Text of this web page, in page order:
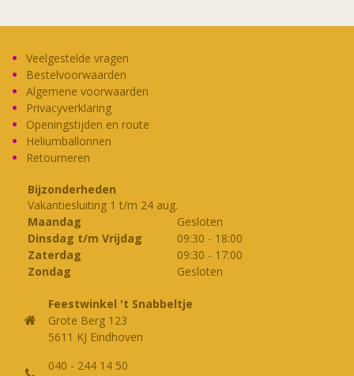
Deze
Veelgestelde vragen
Bestelvoorwaarden
Algemene voorwaarden
Privacyverklaring
Openingstijden en route
Heliumballonnen
Retourneren
Bijzonderheden
Vakantiesluiting 1 t/m 24 aug.
Maandag
Gesloten
Dinsdag t/m Vrijdag
09:30 - 18:00
Zaterdag
09:30 - 17:00
Zondag
Gesloten
Feestwinkel 't Snabbeltje
Grote Berg 123
5611 KJ Eindhoven
040 - 244 14 50